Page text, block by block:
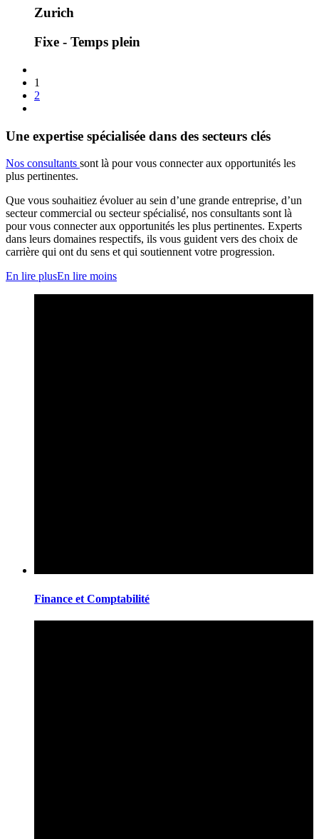
Zurich
Fixe - Temps plein
1
2
Une expertise spécialisée dans des secteurs clés
Nos consultants sont là pour vous connecter aux opportunités les
plus pertinentes.
Que vous souhaitiez évoluer au sein d’une grande entreprise, d’un
secteur commercial ou secteur spécialisé, nos consultants sont là
pour vous connecter aux opportunités les plus pertinentes. Experts
dans leurs domaines respectifs, ils vous guident vers des choix de
carrière qui ont du sens et qui soutiennent votre progression.
En lire plusEn lire moins
Finance et Comptabilité